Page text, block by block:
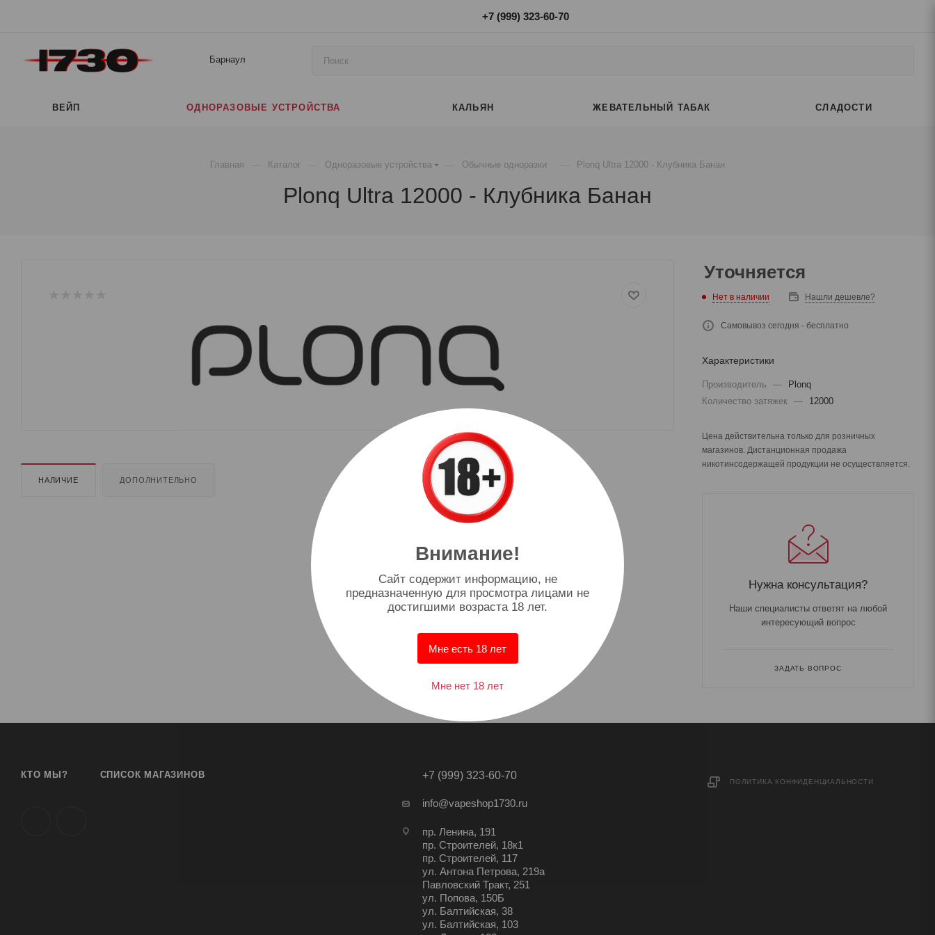
+7 (999) 323-60-70
Барнаул
ВЕЙП ОДНОРАЗОВЫЕ УСТРОЙСТВА КАЛЬЯН ЖЕВАТЕЛЬНЫЙ ТАБАК СЛАДОСТИ
Главная Каталог Одноразовые устройства Обычные одноразки Plonq Ultra 12000 - Клубника Банан
Plonq Ultra 12000 - Клубника Банан
НАЛИЧИЕ ДОПОЛНИТЕЛЬНО
Уточняется
Нет в наличии Нашли дешевле?
Самовывоз сегодня - бесплатно
Характеристики
Производитель —
Plonq
Количество затяжек — 12000
Цена действительна только для розничных
магазинов. Дистанционная продажа
никотинсодержащей продукции не осуществляется.
Нужна консультация?
Наши специалисты ответят на любой
интересующий вопрос
ЗАДАТЬ ВОПРОС
КТО МЫ? СПИСОК МАГАЗИНОВ +7 (999) 323-60-70
info@vapeshop1730.ru
пр. Ленина, 191
пр. Строителей, 18к1
пр. Строителей, 117
ул. Антона Петрова, 219а
Павловский Тракт, 251
ул. Попова, 150Б
ул. Балтийская, 38
ул. Балтийская, 103
ПОЛИТИКА КОНФИДЕНЦИАЛЬНОСТИ
Внимание!
Cайт содержит информацию, не
предназначенную для просмотра лицами не
достигшими возраста 18 лет.
Мне есть 18 лет
Мне нет 18 лет